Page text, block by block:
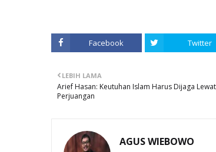
Facebook Twitter
LEBIH LAMA
Arief Hasan: Keutuhan Islam Harus Dijaga
Perjuangan
AGUS WIEBOWO